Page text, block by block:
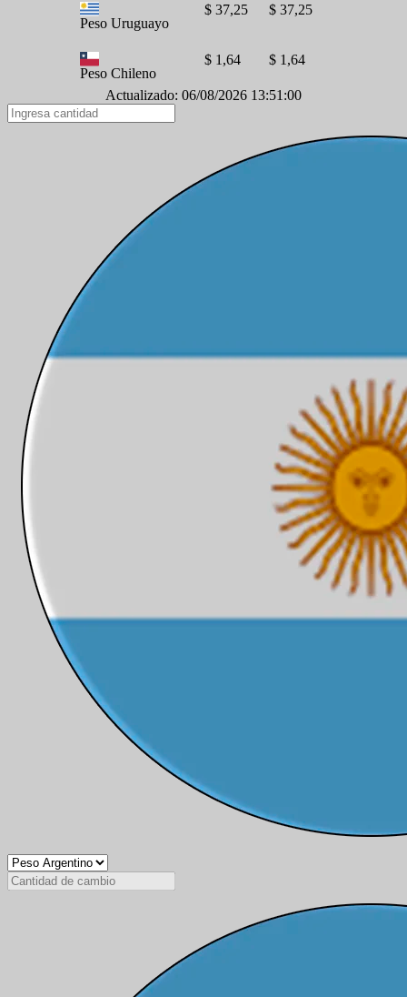
Peso Uruguayo
$ 37,25 $ 37,25
Peso Chileno
$ 1,64 $ 1,64
Actualizado: 06/08/2026 13:51:00